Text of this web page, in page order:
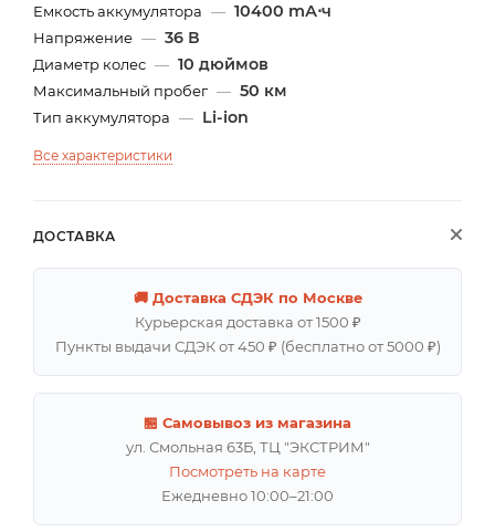
Емкость аккумулятора — 10400 mА⋅ч
Напряжение — 36 В
Диаметр колес — 10 дюймов
Максимальный пробег — 50 км
Тип аккумулятора — Li-ion
Все характеристики
ДОСТАВКА
🚚 Доставка СДЭК по Москве
Курьерская доставка от 1500 ₽
Пункты выдачи СДЭК от 450 ₽ (бесплатно от 5000 ₽)
🏪 Самовывоз из магазина
ул. Смольная 63Б, ТЦ "ЭКСТРИМ"
Посмотреть на карте
Ежедневно 10:00–21:00